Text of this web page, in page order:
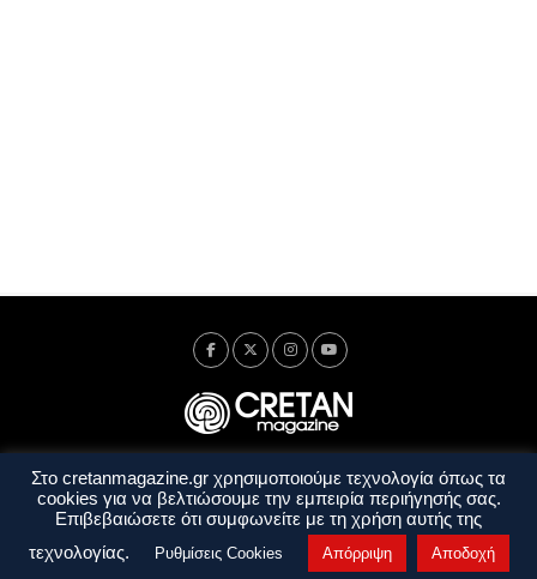
Ταυτότητα Πολιτική Απορρήτου
Όροι Χρήσης
Όροι και Προϋποθέσεις
Στο cretanmagazine.gr χρησιμοποιούμε τεχνολογία όπως τα
cookies για να βελτιώσουμε την εμπειρία περιήγησής σας.
Επιβεβαιώσετε ότι συμφωνείτε με τη χρήση αυτής της
τεχνολογίας.
Ρυθμίσεις Cookies Απόρριψη Αποδοχή